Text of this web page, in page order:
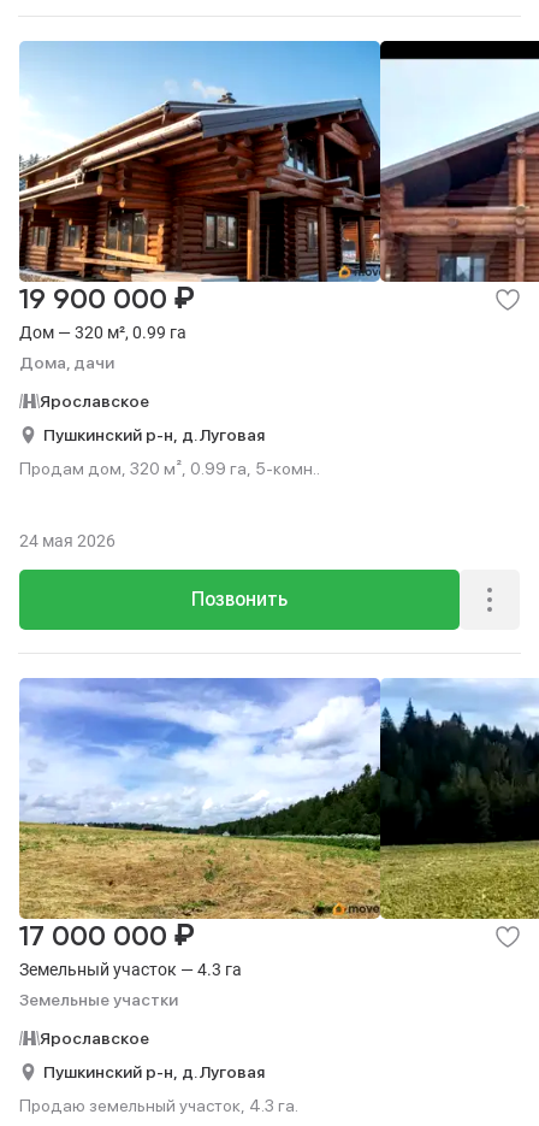
Дом — 320 м², 0.99 га
Дома, дачи
19 900 000 ₽
Ярославское
Пушкинский р-н, д. Луговая
Продам дом, 320 м², 0.99 га, 5-комн..
Позвонить
24 мая 2026
Земельный участок — 4.3 га
Земельные участки
17 000 000 ₽
Ярославское
Пушкинский р-н, д. Луговая
Продаю земельный участок, 4.3 га.